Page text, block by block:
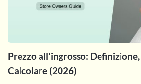
Prezzo all'ingrosso:
Calcolare (2026)